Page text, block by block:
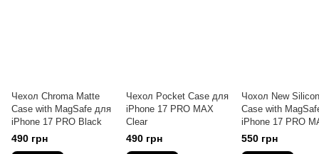
Чехол Chroma Matte
Case with MagSafe для
iPhone 17 PRO Black
490 грн
Чехол Pocket Case для
iPhone 17 PRO MAX
Clear
490 грн
Чохол New
Case with
iPhone 17 PRO
Midnight Blue
550 грн